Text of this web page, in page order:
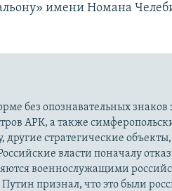
имени Номана
без опознавательных знаков
АРК, а также
стратегические
власти поначалу
военнослужащими
признал, что это были